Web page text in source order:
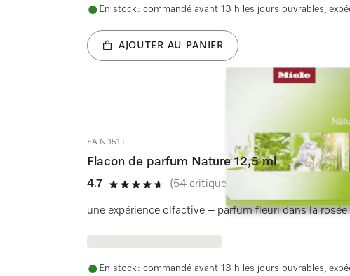
En stock : commandé avant 13 h les jours ouvrables,
AJOUTER AU PANIER
FA N 151 L
Flacon de parfum Nature 12,5 ml
4.7
4.7 étoiles sur 5
(54 critiques)
une expérience olfactive – parfum fleuri dans la
En stock : commandé avant 13 h les jours ouvrables,